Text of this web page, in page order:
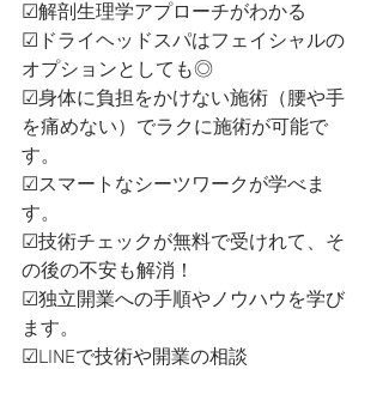
☑解剖生理学アプローチがわかる
☑ドライヘッドスパはフェイシャルの
オプションとしても◎
☑身体に負担をかけない施術（腰や手
を痛めない）でラクに施術が可能で
す。
☑スマートなシーツワークが学べま
す。
☑技術チェックが無料で受けれて、そ
の後の不安も解消！
☑独立開業への手順やノウハウを学び
ます。
☑LINEで技術や開業の相談